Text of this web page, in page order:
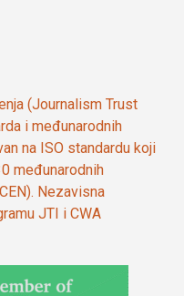
(Journalism Trust
i međunarodnih
na ISO standardu koji
međunarodnih
Nezavisna
JTI i CWA